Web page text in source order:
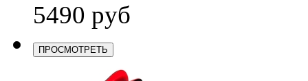
5490 руб
ПРОСМОТРЕТЬ